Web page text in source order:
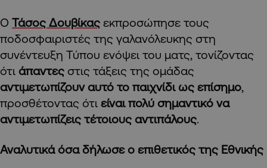
Ο Τάσος Δουβίκας εκπροσώπησε τους
ποδοσφαιριστές της γαλανόλευκης στη
συνέντευξη Τύπου ενόψει του ματς, τονίζοντας
ότι άπαντες στις τάξεις της ομάδας
αντιμετωπίζουν αυτό το παιχνίδι ως επίσημο,
προσθέτοντας ότι είναι πολύ σημαντικό να
αντιμετωπίζεις τέτοιους αντιπάλους.
Αναλυτικά όσα δήλωσε ο επιθετικός της Εθνικής